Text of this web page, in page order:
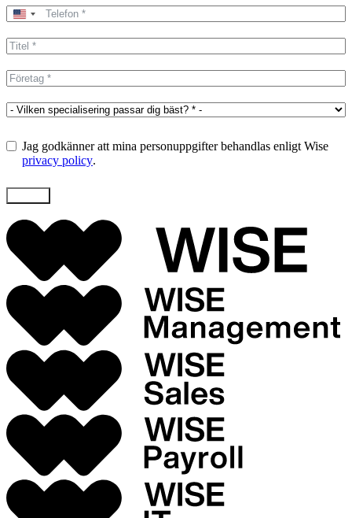
United
+1
Jag godkänner att mina personuppgifter behandlas enligt Wise
privacy policy.